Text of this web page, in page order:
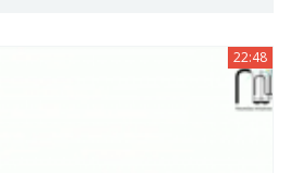
22:48